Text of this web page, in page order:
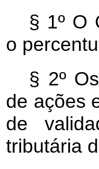
§ 1º O
o
§ 2º
de ações
de
tributária